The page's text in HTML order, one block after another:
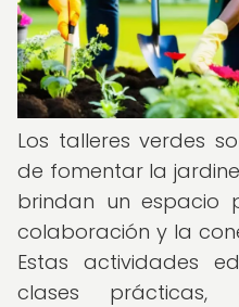
Los talleres verdes
de fomentar la
brindan un espacio
colaboración y la
Estas actividades
clases prácticas,